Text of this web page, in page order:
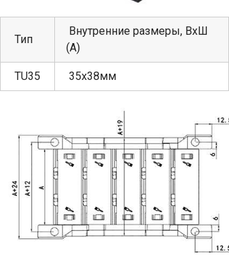
Тип
Внутренние размеры, ВхШ
(А)
TU35 35х38мм